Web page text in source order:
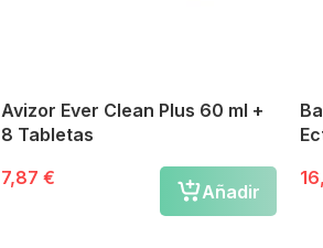
Avizor Ever Clean Plus 60 ml +
8 Tabletas
7,87 €
Añadir